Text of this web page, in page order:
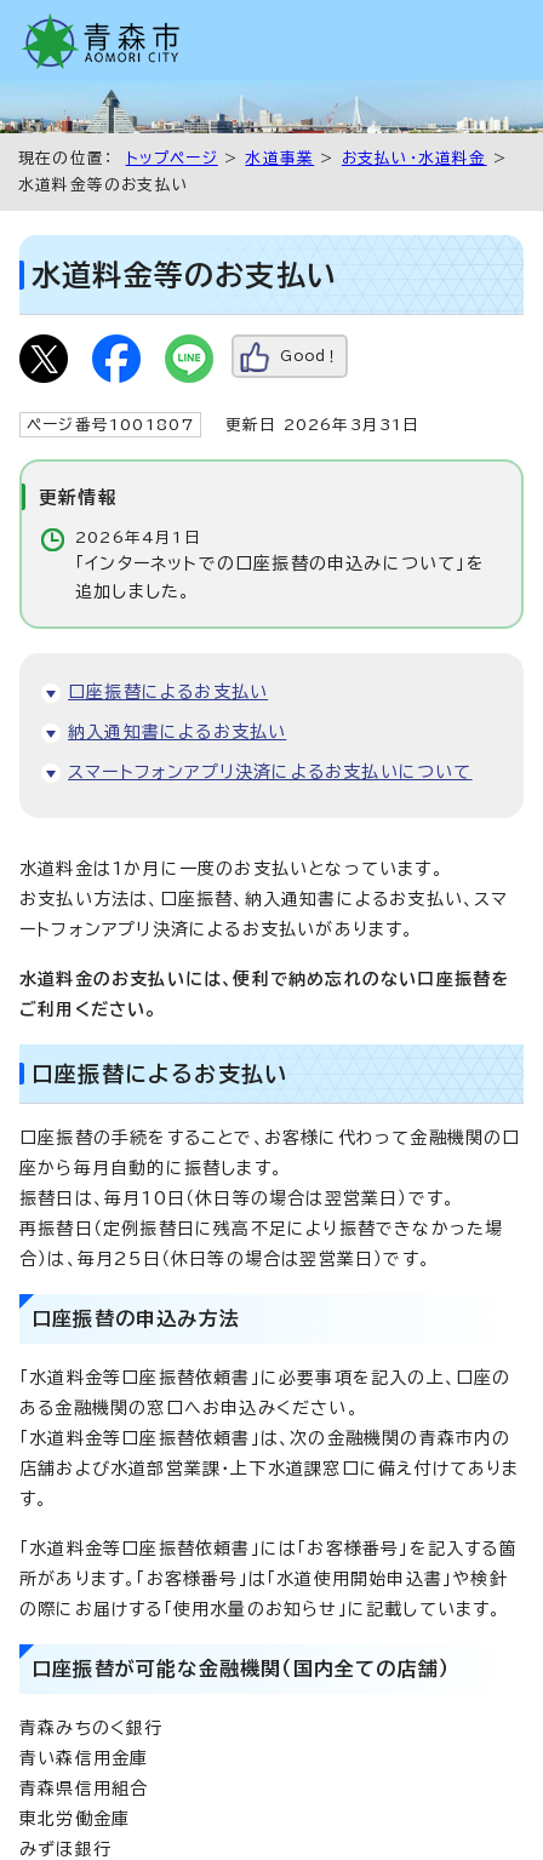
現在の位置： トップページ >水道事業 > お支払い・水道料金
>
水道料金等のお支払い
水道料金等のお支払い
Good！
ページ番号1001807 更新日 2026年3月31日
更新情報
2026年4月1日
「インターネットでの口座振替の申込みについて」を
追加しました。
口座振替によるお支払い
納入通知書によるお支払い
スマートフォンアプリ決済によるお支払いについて
水道料金は1か月に一度のお支払いとなっています。
お支払い方法は、口座振替、納入通知書によるお支払い、スマ
ートフォンアプリ決済によるお支払いがあります。
水道料金のお支払いには、便利で納め忘れのない口座振替を
ご利用ください。
口座振替によるお支払い
口座振替の手続をすることで、お客様に代わって金融機関の口
座から毎月自動的に振替します。
振替日は、毎月10日（休日等の場合は翌営業日）です。
再振替日（定例振替日に残高不足により振替できなかった場
合）は、毎月25日（休日等の場合は翌営業日）です。
口座振替の申込み方法
「水道料金等口座振替依頼書」に必要事項を記入の上、口座の
ある金融機関の窓口へお申込みください。
「水道料金等口座振替依頼書」は、次の金融機関の青森市内の
店舗および水道部営業課・上下水道課窓口に備え付けてありま
す。
「水道料金等口座振替依頼書」には「お客様番号」を記入する箇
所があります。「お客様番号」は「水道使用開始申込書」や検針
の際にお届けする「使用水量のお知らせ」に記載しています。
口座振替が可能な金融機関（国内全ての店舗）
青森みちのく銀行
青い森信用金庫
青森県信用組合
東北労働金庫
みずほ銀行